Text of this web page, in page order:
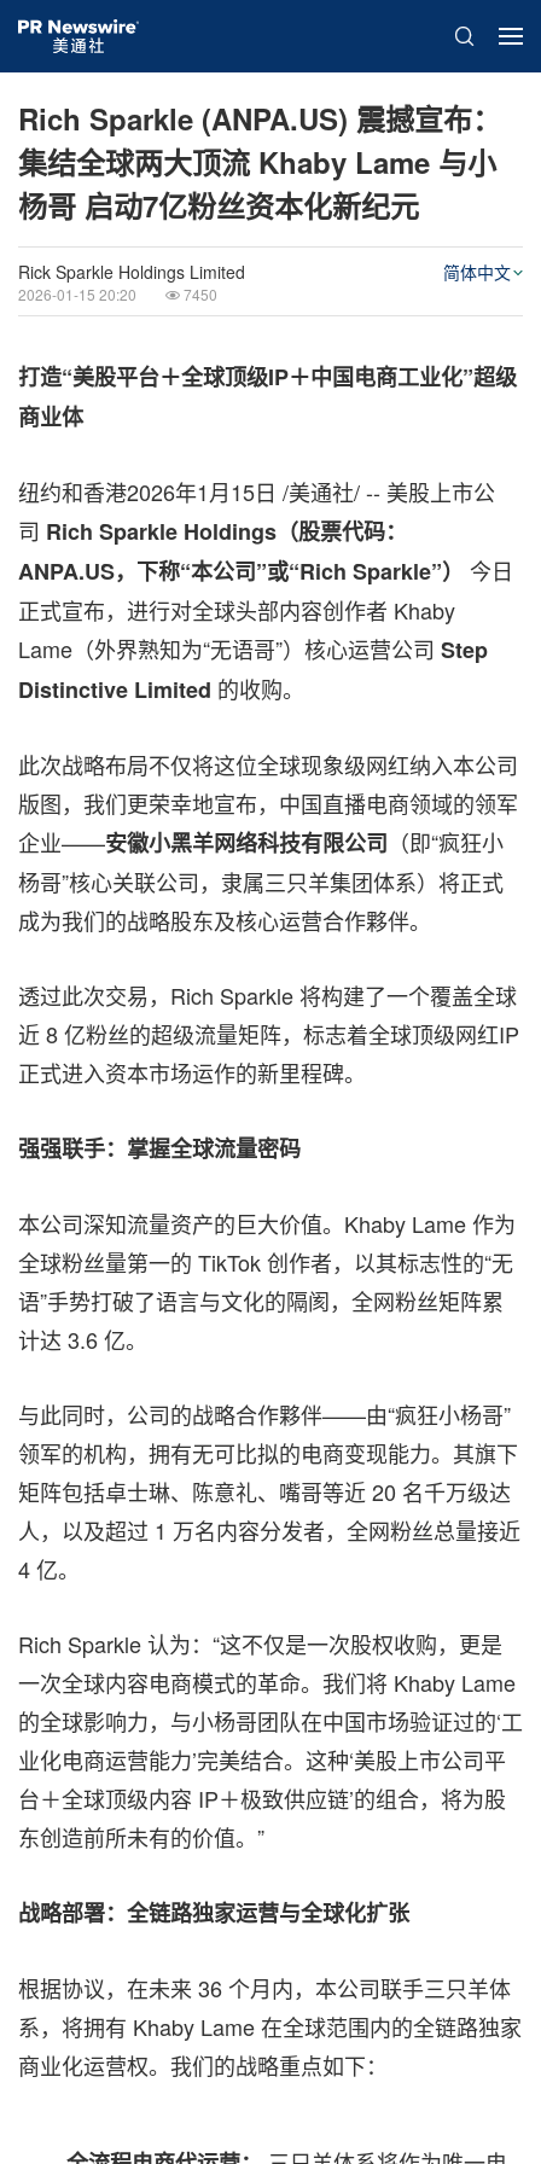
Rich Sparkle (ANPA.US) 震撼宣布：
集结全球两大顶流 Khaby Lame 与小
杨哥 启动7亿粉丝资本化新纪元
Rick Sparkle Holdings Limited
2026-01-15 20:20 7450
简体中文
打造“美股平台＋全球顶级IP＋中国电商工业化”超级
商业体
纽约和香港2026年1月15日 /美通社/ -- 美股上市公
司 Rich Sparkle Holdings （股票代码：
ANPA.US，下称“本公司”或“Rich Sparkle”）
今日
正式宣布，进行对全球头部内容创作者 Khaby
Lame（外界熟知为“无语哥”）核心运营公司 Step
Distinctive Limited 的收购。
此次战略布局不仅将这位全球现象级网红纳入本公司
版图，我们更荣幸地宣布，中国直播电商领域的领军
企业——安徽小黑羊网络科技有限公司 （即“疯狂小
杨哥”核心关联公司，隶属三只羊集团体系）将正式
成为我们的战略股东及核心运营合作夥伴。
透过此次交易，Rich Sparkle 将构建了一个覆盖全球
近 8 亿粉丝的超级流量矩阵，标志着全球顶级网红IP
正式进入资本市场运作的新里程碑。
强强联手：掌握全球流量密码
本公司深知流量资产的巨大价值。Khaby Lame 作为
全球粉丝量第一的 TikTok 创作者，以其标志性的“无
语”手势打破了语言与文化的隔阂，全网粉丝矩阵累
计达 3.6 亿。
与此同时，公司的战略合作夥伴——由“疯狂小杨哥”
领军的机构，拥有无可比拟的电商变现能力。其旗下
矩阵包括卓士琳、陈意礼、嘴哥等近 20 名千万级达
人，以及超过 1 万名内容分发者，全网粉丝总量接近
4 亿。
Rich Sparkle 认为：“这不仅是一次股权收购，更是
一次全球内容电商模式的革命。我们将 Khaby Lame
的全球影响力，与小杨哥团队在中国市场验证过的‘工
业化电商运营能力’完美结合。这种‘美股上市公司平
台＋全球顶级内容 IP＋极致供应链’的组合，将为股
东创造前所未有的价值。”
战略部署：全链路独家运营与全球化扩张
根据协议，在未来 36 个月内，本公司联手三只羊体
系，将拥有 Khaby Lame 在全球范围内的全链路独家
商业化运营权。我们的战略重点如下：